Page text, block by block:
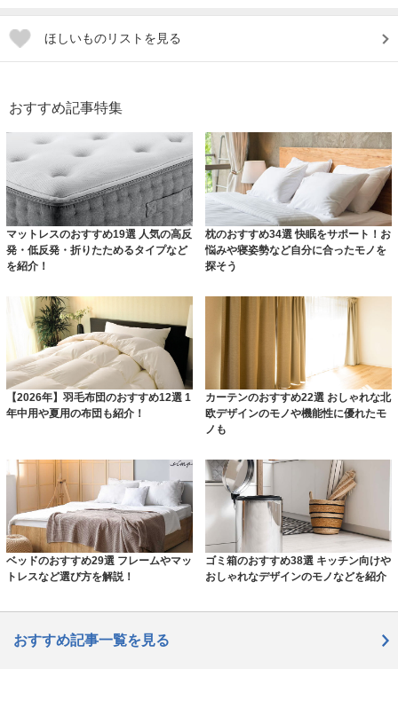
ほしいものリストを見る
おすすめ記事特集
マットレスのおすすめ19選 人気の高反
発・低反発・折りたためるタイプなど
を紹介！
枕のおすすめ34選 快眠をサポート！お
悩みや寝姿勢など自分に合ったモノを
探そう
【2026年】羽毛布団のおすすめ12選 1
年中用や夏用の布団も紹介！
カーテンのおすすめ22選 おしゃれな北
欧デザインのモノや機能性に優れたモ
ノも
ベッドのおすすめ29選 フレームやマッ
トレスなど選び方を解説！
ゴミ箱のおすすめ38選 キッチン向けや
おしゃれなデザインのモノなどを紹介
おすすめ記事一覧を見る